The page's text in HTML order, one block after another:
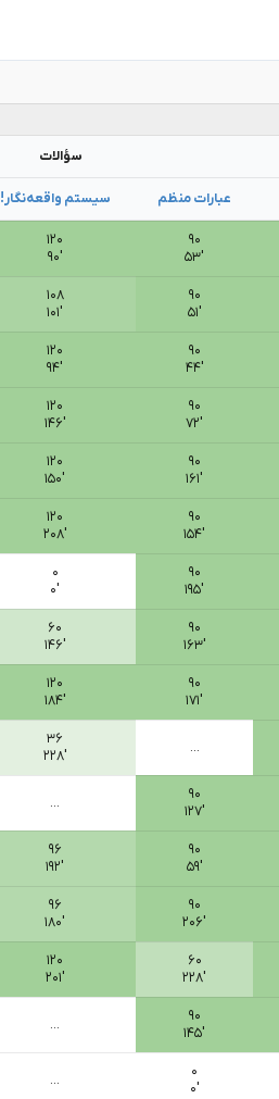
سؤالات
عبارات منظم سیستم واقعه‌نگار!
۹۰
۵۳′
۱۲۰
۹۰′
۹۰
۵۱′
۱۰۸
۱۰۱′
۹۰
۴۴′
۱۲۰
۹۴′
۹۰
۷۲′
۱۲۰
۱۴۶′
۹۰
۱۶۱′
۱۲۰
۱۵۰′
۹۰
۱۵۴′
۱۲۰
۲۰۸′
۹۰
۱۹۵′
۰
۰′
۹۰
۱۶۳′
۶۰
۱۴۶′
۹۰
۱۷۱′
۱۲۰
۱۸۴′
...
۳۶
۲۲۸′
۹۰
۱۲۷′
...
۹۰
۵۹′
۹۶
۱۹۲′
۹۰
۲۰۶′
۹۶
۱۸۰′
۶۰
۲۲۸′
۱۲۰
۲۰۱′
۹۰
۱۴۵′
...
۰
۰′
...